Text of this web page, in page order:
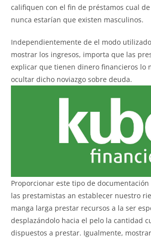
califiquen con el fin de préstamos cual
nunca estarían que existen masculinos.
Independientemente de el modo
mostrar los ingresos, importa que las
explicar que tienen dinero financieros lo
ocultar dicho noviazgo sobre deuda.
Proporcionar este tipo de
las prestamistas an establecer nuestro
manga larga prestar recursos a la ser
desplazándolo hacia el pelo la cantidad
dispuestos a prestar. Igualmente,